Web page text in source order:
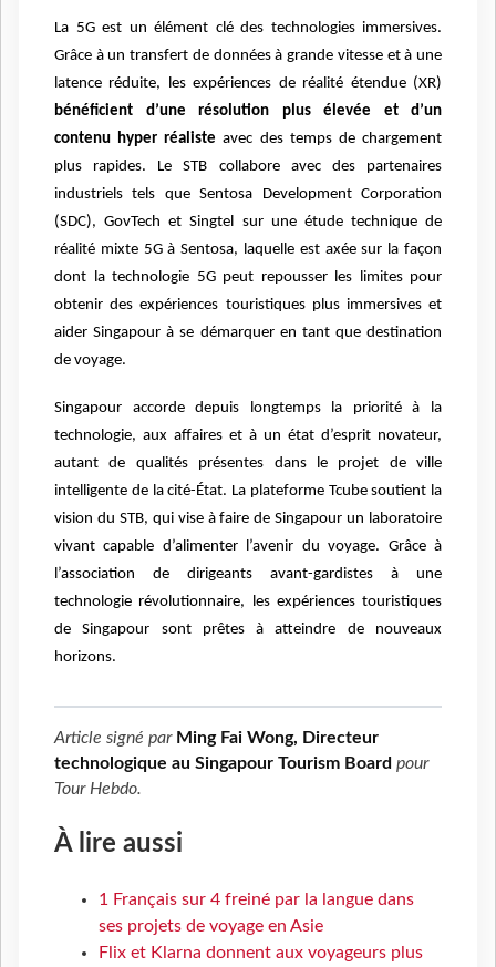
La 5G est un élément clé des technologies immersives.
Grâce à un transfert de données à grande vitesse et à une
latence réduite, les expériences de réalité étendue (XR)
bénéficient d’une résolution plus élevée et d’un
contenu hyper réaliste avec des temps de chargement
plus rapides. Le STB collabore avec des partenaires
industriels tels que Sentosa Development Corporation
(SDC), GovTech et Singtel sur une étude technique de
réalité mixte 5G à Sentosa, laquelle est axée sur la façon
dont la technologie 5G peut repousser les limites pour
obtenir des expériences touristiques plus immersives et
aider Singapour à se démarquer en tant que destination
de voyage.
Singapour accorde depuis longtemps la priorité à la
technologie, aux affaires et à un état d’esprit novateur,
autant de qualités présentes dans le projet de ville
intelligente de la cité-État. La plateforme Tcube soutient la
vision du STB, qui vise à faire de Singapour un laboratoire
vivant capable d’alimenter l’avenir du voyage. Grâce à
l’association de dirigeants avant-gardistes à une
technologie révolutionnaire, les expériences touristiques
de Singapour sont prêtes à atteindre de nouveaux
horizons.
Article signé par Ming Fai Wong, Directeur
technologique au Singapour Tourism Board pour
Tour Hebdo.
À lire aussi
1 Français sur 4 freiné par la langue dans
ses projets de voyage en Asie
Flix et Klarna donnent aux voyageurs plus